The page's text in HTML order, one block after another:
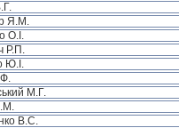
Я.М.
О.І.
Р.П.
Ю.І.
М.Г.
В.С.